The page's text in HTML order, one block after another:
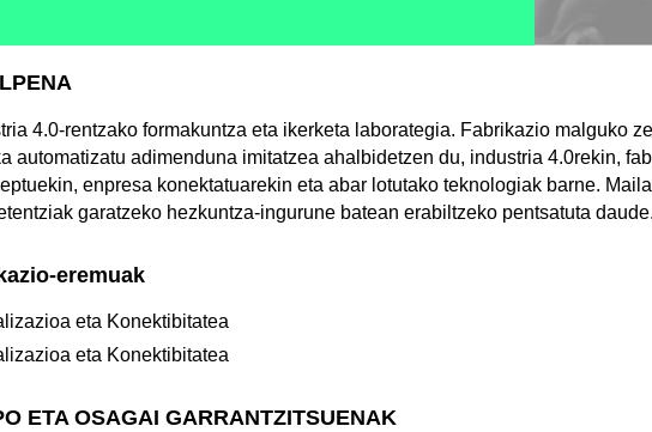
4.0-rentzako formakuntza eta ikerketa laborategia. Fabrikazio malguko
automatizatu adimenduna imitatzea ahalbidetzen du, industria 4.0rekin,
enpresa konektatuarekin eta abar lotutako teknologiak barne.
garatzeko hezkuntza-ingurune batean erabiltzeko pentsatuta daude.
eremuak
eta Konektibitatea
eta Konektibitatea
ETA OSAGAI GARRANTZITSUENAK